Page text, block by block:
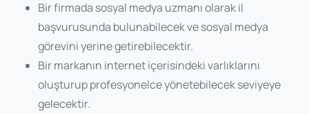
Bir firmada sosyal medya uzmanı olarak il
başvurusunda bulunabilecek ve sosyal medya
görevini yerine getirebilecektir.
Bir markanın internet içerisindeki varlıklarını
oluşturup profesyonelce yönetebilecek seviyeye
gelecektir.